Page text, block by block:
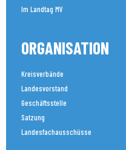
Im Landtag MV
ORGANISATION
Kreisverbände
Landesvorstand
Geschäftsstelle
Satzung
Landesfachausschüsse